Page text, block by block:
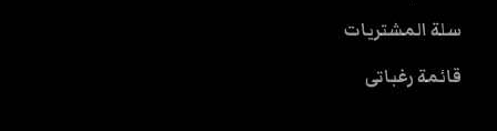
سلة المشتريات
قائمة رغباتى